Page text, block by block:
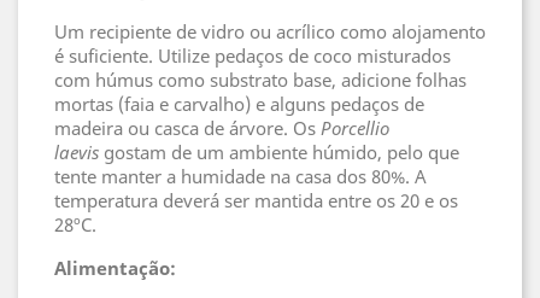
Um recipiente de vidro ou acrílico como alojamento
é suficiente. Utilize pedaços de coco misturados
com húmus como substrato base, adicione folhas
mortas (faia e carvalho) e alguns pedaços de
madeira ou casca de árvore. Os Porcellio
laevis gostam de um ambiente húmido, pelo que
tente manter a humidade na casa dos 80%. A
temperatura deverá ser mantida entre os 20 e os
28ºC.
Alimentação: